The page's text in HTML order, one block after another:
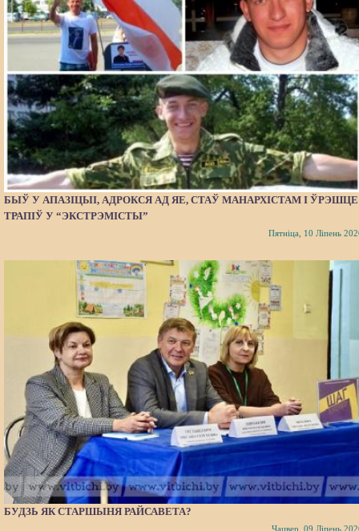
БЫЎ У АПАЗІЦЫІ, АДРОКСЯ АД ЯЕ, СТАЎ МАНАРХІСТАМ І ЎРЭШЦЕ
ТРАПІЎ У “ЭКСТРЭМІСТЫ”
Пятніца, 10 Ліпень
БУДЗЬ ЯК СТАРШЫНЯ РАЙСАВЕТА?
Чацвер, 09 Ліпень